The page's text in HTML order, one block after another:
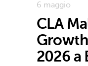
6 maggio
CLA
2026 a